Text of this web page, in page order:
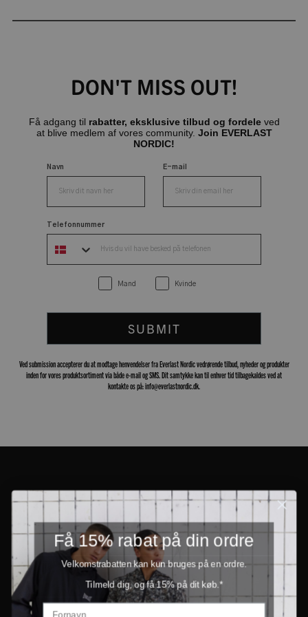
DON'T MISS OUT!
Få adgang til rabatter, eksklusive tilbud og fordele ved
at blive medlem af vores community. Join EVERLAST
NORDIC!
Navn E-mail
Telefonnummer
Mand Kvinde
SUBMIT
Ved submission accepterer du at modtage henvendelser fra Everlast Nordic vedrørende tilbud, nyheder og produkter
inden for vores produktsortiment via både e-mail og SMS. Dit samtykke kan til enhver tid tilbagekaldes ved at
kontakte os på: info@everlastnordic.dk.
Få 15% rabat på din ordre
Velkomstrabatten kan kun bruges på en ordre.
Tilmeld dig, og få 15% på dit køb.*